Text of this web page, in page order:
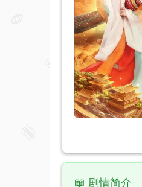
📖 剧情简介